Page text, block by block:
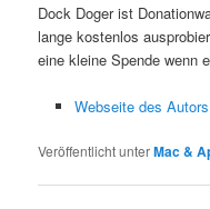
Dock Doger ist
lange kostenlos
eine kleine Spende wenn
Webseite des
Veröffentlicht unterMac &